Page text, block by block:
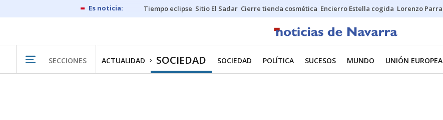
Tiempo eclipse Sitio El Sadar Cierre tienda cosmética Encierro Estella cogida Lorenzo Parra
SECCIONES ACTUALIDAD SOCIEDAD SOCIEDAD POLÍTICA SUCESOS MUNDO UNIÓN EUROPEA